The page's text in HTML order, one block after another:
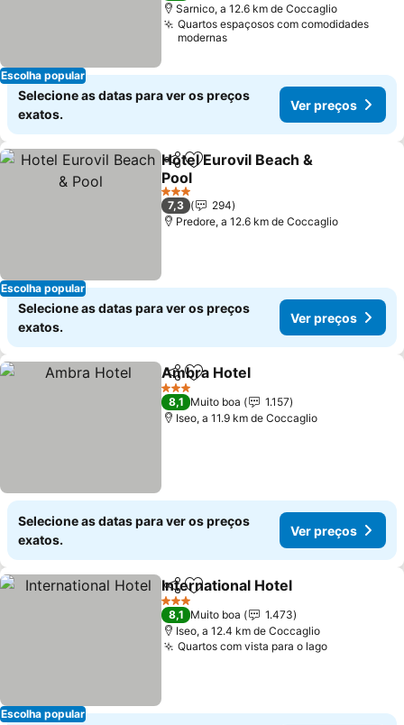
Escolha popular
Sarnico, a 12.6 km de Coccaglio
Quartos espaçosos com comodidades
modernas
Selecione as datas para ver os preços
exatos.
Ver preços
Escolha popular
PartilharAdicionar aos favoritos
Hotel Eurovil Beach &
Pool
3 Estrelas
7,3
294
Predore, a 12.6 km de Coccaglio
Selecione as datas para ver os preços
exatos.
Ver preços
PartilharAdicionar aos favoritos
Ambra Hotel
3 Estrelas
8,1 Muito boa
1.157
Iseo, a 11.9 km de Coccaglio
Selecione as datas para ver os preços
exatos.
Ver preços
Escolha popular
PartilharAdicionar aos favoritos
International Hotel
3 Estrelas
8,1 Muito boa
1.473
Iseo, a 12.4 km de Coccaglio
Quartos com vista para o lago